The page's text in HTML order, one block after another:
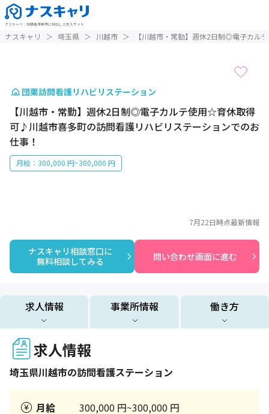
ナスキャリ ： 訪問看護業界に特化した求人サイト
ナスキャリ ＞ 埼玉県 ＞ 川越市 ＞ 【川越市・常勤】週休2日制◎電子カル
団栗訪問看護リハビリステーション
【川越市・常勤】週休2日制◎電子カルテ使用☆育休取得
可♪川越市喜多町の訪問看護リハビリステーションでのお
仕事！
月給：300,000 円~300,000 円
ナスキャリ相談窓口に
無料相談してみる
問い合わせ画面に進む
7月22日時点最新情報
求人情報 事業所情報 働き方
求人情報
埼玉県川越市の訪問看護ステーション
月給 300,000 円~300,000 円